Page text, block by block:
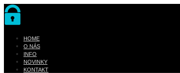
HOME
O NÁS
INFO
NOVINKY
KONTAKT